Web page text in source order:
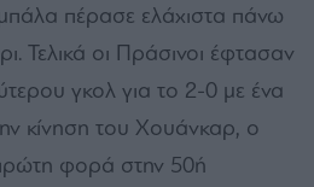
πέρασε ελάχιστα πάνω
Τελικά οι Πράσινοι έφτασαν
γκολ για το 2-0 με ένα
κίνηση του Χουάνκαρ, ο
φορά στην 50ή